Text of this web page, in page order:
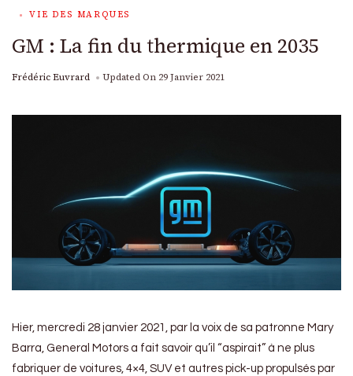
VIE DES MARQUES
GM : La fin du thermique en 2035
Frédéric Euvrard Updated On 29 Janvier 2021
Hier, mercredi 28 janvier 2021, par la voix de sa patronne Mary
Barra, General Motors a fait savoir qu’il “aspirait” à ne plus
fabriquer de voitures, 4×4, SUV et autres pick-up propulsés par